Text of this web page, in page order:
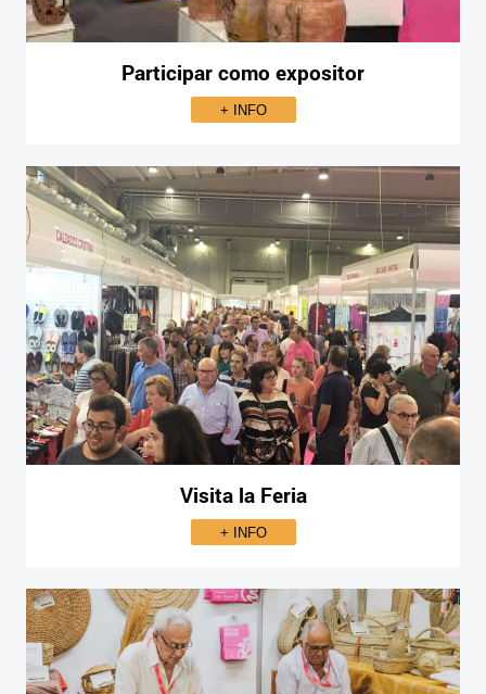
Participar como expositor
+ INFO
Visita la Feria
+ INFO